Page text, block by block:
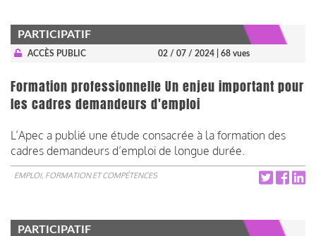
PARTICIPATIF
ACCÈS PUBLIC 02 / 07 / 2024 | 68 vues
Formation professionnelle Un enjeu important pour
les cadres demandeurs d'emploi
L’Apec a publié une étude consacrée à la formation des
cadres demandeurs d’emploi de longue durée.
EMPLOI, FORMATION ET COMPÉTENCES
PARTICIPATIF